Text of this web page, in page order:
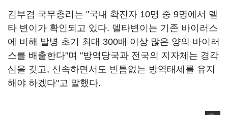
김부겸 국무총리는 "국내 확진자 10명 중 9명에서 델
타 변이가 확인되고 있다. 델타변이는 기존 바이러스
에 비해 발병 초기 최대 300배 이상 많은 양의 바이러
스를 배출한다"며 "방역당국과 전국의 지자체는 경각
심을 갖고, 신속하면서도 빈틈없는 방역태세를 유지
해야 하겠다"고 말했다.